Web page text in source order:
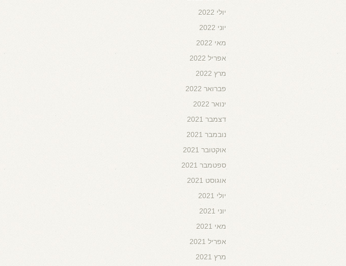
יולי 2022
יוני 2022
מאי 2022
אפריל 2022
מרץ 2022
פברואר 2022
ינואר 2022
דצמבר 2021
נובמבר 2021
אוקטובר 2021
ספטמבר 2021
אוגוסט 2021
יולי 2021
יוני 2021
מאי 2021
אפריל 2021
מרץ 2021